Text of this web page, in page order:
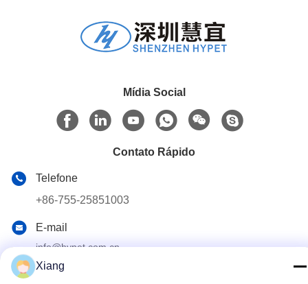
Mídia Social
Contato Rápido
Telefone
+86-755-25851003
E-mail
info@hypet.com.cn
Endereço
Xiang